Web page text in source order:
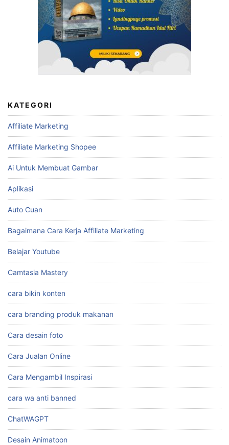
KATEGORI
Affiliate Marketing
Affiliate Marketing Shopee
Ai Untuk Membuat Gambar
Aplikasi
Auto Cuan
Bagaimana Cara Kerja Affiliate Marketing
Belajar Youtube
Camtasia Mastery
cara bikin konten
cara branding produk makanan
Cara desain foto
Cara Jualan Online
Cara Mengambil Inspirasi
cara wa anti banned
ChatWAGPT
Desain Animatoon